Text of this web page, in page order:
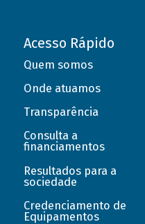
Acesso Rápido
Quem somos
Onde atuamos
Transparência
Consulta a
financiamentos
Resultados para a
sociedade
Credenciamento de
Equipamentos